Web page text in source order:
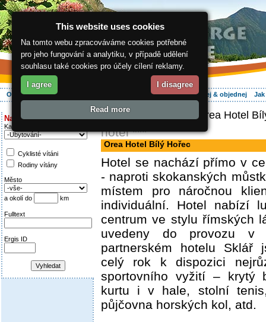
O regionu Aktivně Ubytování Hledej & objednej
Najděte si:
Kategorie
Cyklisté vítáni
Rodiny vítány
Město
a okolí do km
Fulltext
Ergis ID
ergis.cz > Orea Hotel
hotel ***
Orea Hotel Bílý Hořec
Hotel se nachází přímo v
- naproti skokanských
místem pro náročnou
individuální. Hotel nabízí
centrum ve stylu římských
uvedeny do provozu v
partnerském hotelu Sklář
celý rok k dispozici
sportovního vyžití – krytý
kurtu i v hale, stolní
půjčovna horských kol, atd.
This website uses cookies
Na tomto webu zpracováváme cookies potřebné
pro jeho fungování a analytiku, v případě udělení
souhlasu také cookies pro účely cílení reklamy.
I agree I disagree
Read more